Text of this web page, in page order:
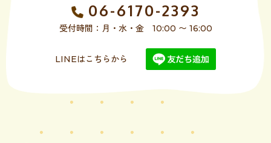
06-6170-2393
受付時間：月・水・金 10:00 〜 16:00
LINEはこちらから